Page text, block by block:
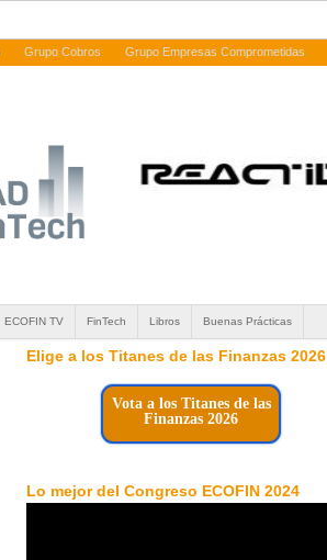
Grupo Cobros Grupo Empresas Comprometidas
ECOFIN TV FinTech Libros Buenas Prácticas
Elige a los Titanes de las Finanzas 2026
Vota a los Titanes de las
Finanzas 2026
Lo mejor del Congreso ECOFIN 2024